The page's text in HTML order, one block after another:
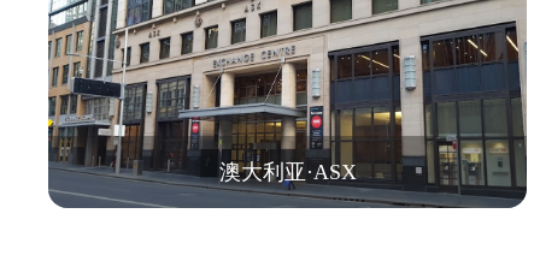
澳大利亚·ASX